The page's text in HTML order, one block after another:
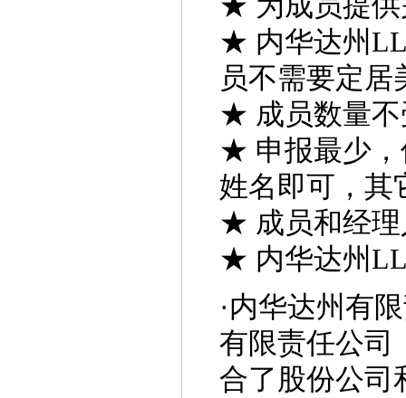
★ 内华达州
员不需要定居
★ 成员数量不
★ 申报最少，
姓名即可，其
★ 成员和经理
★ 内华达州
·内华达州有
有限责任公司
合了股份公司